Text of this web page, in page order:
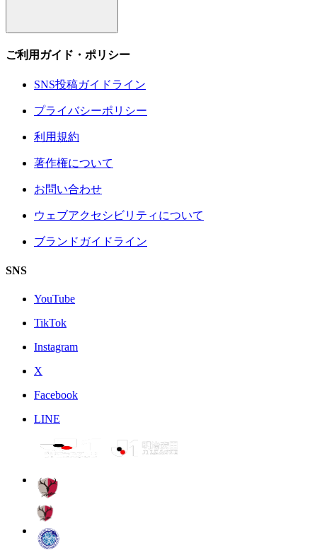
ご利用ガイド・ポリシー
SNS投稿ガイドライン
プライバシーポリシー
利用規約
著作権について
お問い合わせ
ウェブアクセシビリティについて
ブランドガイドライン
SNS
YouTube
TikTok
Instagram
X
Facebook
LINE